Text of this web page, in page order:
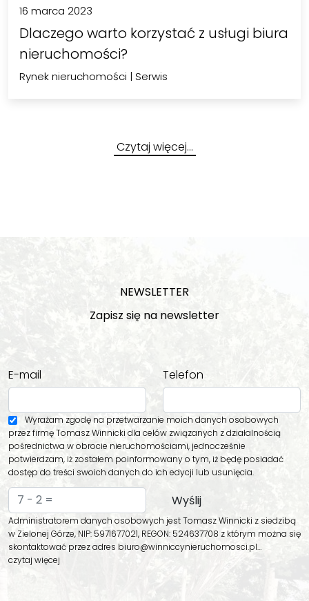
16 marca 2023
Dlaczego warto korzystać z usługi biura
nieruchomości?
Rynek nieruchomości | Serwis
Czytaj więcej…
NEWSLETTER
Zapisz się na newsletter
E-mail Telefon
Wyrażam zgodę na przetwarzanie moich danych osobowych
przez firmę Tomasz Winnicki dla celów związanych z działalnością
pośrednictwa w obrocie nieruchomościami, jednocześnie
potwierdzam, iż zostałem poinformowany o tym, iż będę posiadać
dostęp do treści swoich danych do ich edycji lub usunięcia.
Administratorem danych osobowych jest Tomasz Winnicki z siedzibą
w Zielonej Górze, NIP: 5971677021, REGON: 524637708 z którym można się
skontaktować przez adres biuro@winniccynieruchomosci.pl…
czytaj więcej